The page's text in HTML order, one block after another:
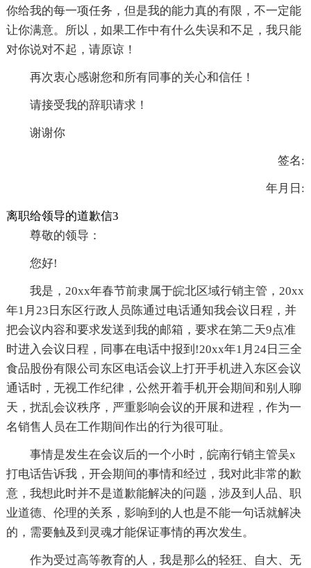
你给我的每一项任务，但是我的能力真的有限，不一定能
让你满意。所以，如果工作中有什么失误和不足，我只能
对你说对不起，请原谅！
再次衷心感谢您和所有同事的关心和信任！
请接受我的辞职请求！
谢谢你
签名:
年月日:
离职给领导的道歉信3
尊敬的领导：
您好!
我是，20xx年春节前隶属于皖北区域行销主管，20xx
年1月23日东区行政人员陈通过电话通知我会议日程，并
把会议内容和要求发送到我的邮箱，要求在第二天9点准
时进入会议日程，同事在电话中报到!20xx年1月24日三全
食品股份有限公司东区电话会议上打开手机进入东区会议
通话时，无视工作纪律，公然开着手机开会期间和别人聊
天，扰乱会议秩序，严重影响会议的开展和进程，作为一
名销售人员在工作期间作出的行为很可耻。
事情是发生在会议后的一个小时，皖南行销主管吴x
打电话告诉我，开会期间的事情和经过，我对此非常的歉
意，我想此时并不是道歉能解决的问题，涉及到人品、职
业道德、伦理的关系，影响到的人也是不能一句话就解决
的，需要触及到灵魂才能保证事情的再次发生。
作为受过高等教育的人，我是那么的轻狂、自大、无